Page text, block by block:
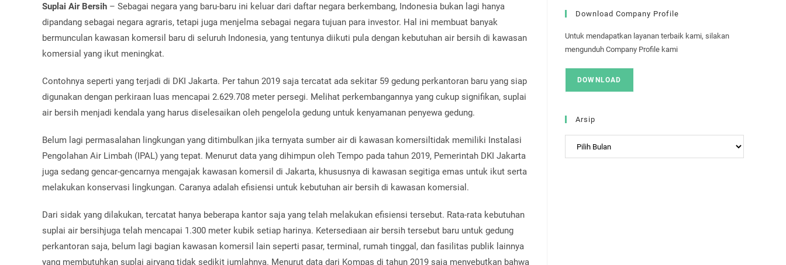
Suplai Air Bersih – Sebagai negara yang baru-baru ini keluar dari daftar negara berkembang, Indonesia bukan lagi hanya
dipandang sebagai negara agraris, tetapi juga menjelma sebagai negara tujuan para investor. Hal ini membuat banyak
bermunculan kawasan komersil baru di seluruh Indonesia, yang tentunya diikuti pula dengan kebutuhan air bersih di kawasan
komersial yang ikut meningkat.
Contohnya seperti yang terjadi di DKI Jakarta. Per tahun 2019 saja tercatat ada sekitar 59 gedung perkantoran baru yang siap
digunakan dengan perkiraan luas mencapai 2.629.708 meter persegi. Melihat perkembangannya yang cukup signifikan, suplai
air bersih menjadi kendala yang harus diselesaikan oleh pengelola gedung untuk kenyamanan penyewa gedung.
Belum lagi permasalahan lingkungan yang ditimbulkan jika ternyata sumber air di kawasan komersiltidak memiliki Instalasi
Pengolahan Air Limbah (IPAL) yang tepat. Menurut data yang dihimpun oleh Tempo pada tahun 2019, Pemerintah DKI Jakarta
juga sedang gencar-gencarnya mengajak kawasan komersil di Jakarta, khususnya di kawasan segitiga emas untuk ikut serta
melakukan konservasi lingkungan. Caranya adalah efisiensi untuk kebutuhan air bersih di kawasan komersial.
Dari sidak yang dilakukan, tercatat hanya beberapa kantor saja yang telah melakukan efisiensi tersebut. Rata-rata kebutuhan
suplai air bersihjuga telah mencapai 1.300 meter kubik setiap harinya. Ketersediaan air bersih tersebut baru untuk gedung
perkantoran saja, belum lagi bagian kawasan komersil lain seperti pasar, terminal, rumah tinggal, dan fasilitas publik lainnya
yang membutuhkan suplai airyang tidak sedikit jumlahnya. Menurut data dari Kompas di tahun 2019 saja menyebutkan bahwa
Download Company Profile
Untuk mendapatkan layanan terbaik kami, silakan
mengunduh Company Profile kami
DOWNLOAD
Arsip